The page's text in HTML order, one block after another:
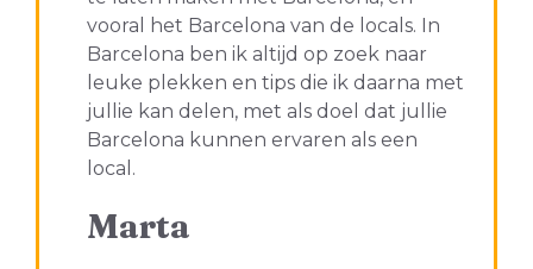
vooral het Barcelona van de locals. In
Barcelona ben ik altijd op zoek naar
leuke plekken en tips die ik daarna met
jullie kan delen, met als doel dat jullie
Barcelona kunnen ervaren als een
local.
Marta